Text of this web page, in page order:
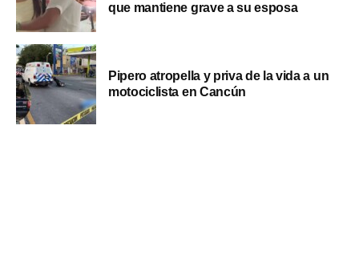
que mantiene grave a su esposa
Pipero atropella y priva de la vida a un
motociclista en Cancún